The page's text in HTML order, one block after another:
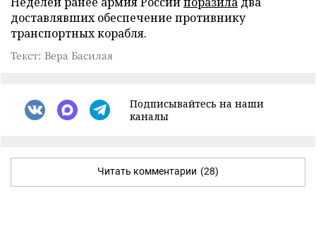
доставлявших обеспечение противнику
транспортных корабля.
Текст: Вера Басилая
Подписывайтесь на наши
каналы
Читать комментарии (28)